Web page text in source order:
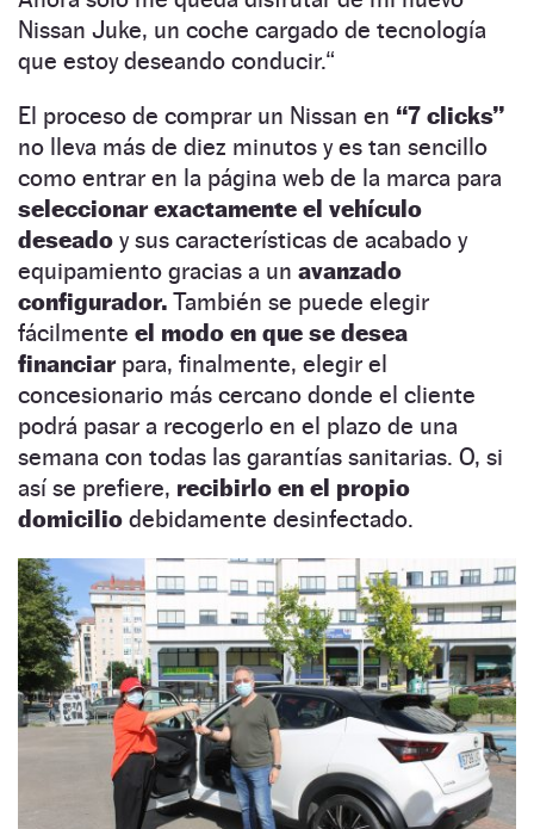
Nissan Juke, un coche cargado de tecnología
que estoy deseando conducir.“
El proceso de comprar un Nissan en “7 clicks”
no lleva más de diez minutos y es tan sencillo
como entrar en la página web de la marca para
seleccionar exactamente el vehículo
deseado y sus características de acabado y
equipamiento gracias a un avanzado
configurador. También se puede elegir
fácilmente el modo en que se desea
financiarpara, finalmente, elegir el
concesionario más cercano donde el cliente
podrá pasar a recogerlo en el plazo de una
semana con todas las garantías sanitarias. O, si
así se prefiere, recibirlo en el propio
domicilio debidamente desinfectado.